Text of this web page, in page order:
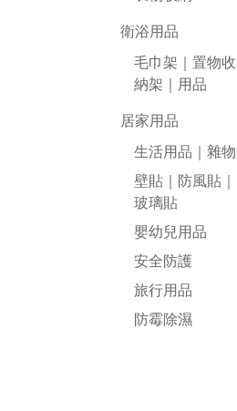
衛浴用品
毛巾架｜置物收
納架｜用品
居家用品
生活用品｜雜物
壁貼｜防風貼｜
玻璃貼
嬰幼兒用品
安全防護
旅行用品
防霉除濕